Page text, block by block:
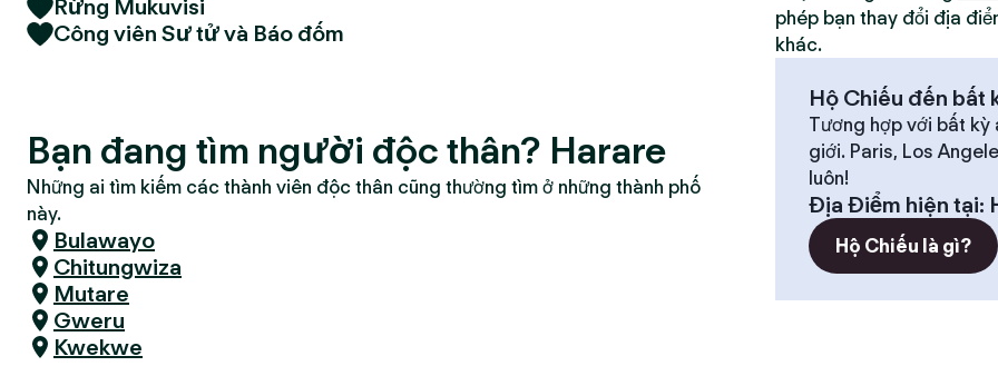
Rừng Mukuvisi
Công viên Sư tử và Báo đốm
Bạn đang tìm người độc thân? Harare
Những ai tìm kiếm các thành viên độc thân cũng thường tìm ở những thành phố
này.
Bulawayo
Chitungwiza
Mutare
Gweru
Kwekwe
phép bạn thay đổi địa
khác.
Hộ Chiếu đến bất
Tương hợp với bất kỳ
giới. Paris, Los
luôn!
Địa Điểm hiện tại:
Hộ Chiếu là gì?